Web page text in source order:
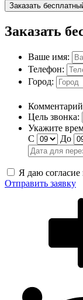
Заказать
Заказать
Ваше имя:
Телефон:
Город:
Цель звонка:
Укажите
С
До
Я даю
Отправить заявку